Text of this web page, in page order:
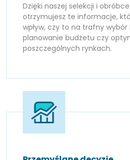
Dzięki naszej selekcji i
otrzymujesz te informacje,
wpływ, czy to na trafny wybór
planowanie budżetu czy
poszczególnych rynkach.